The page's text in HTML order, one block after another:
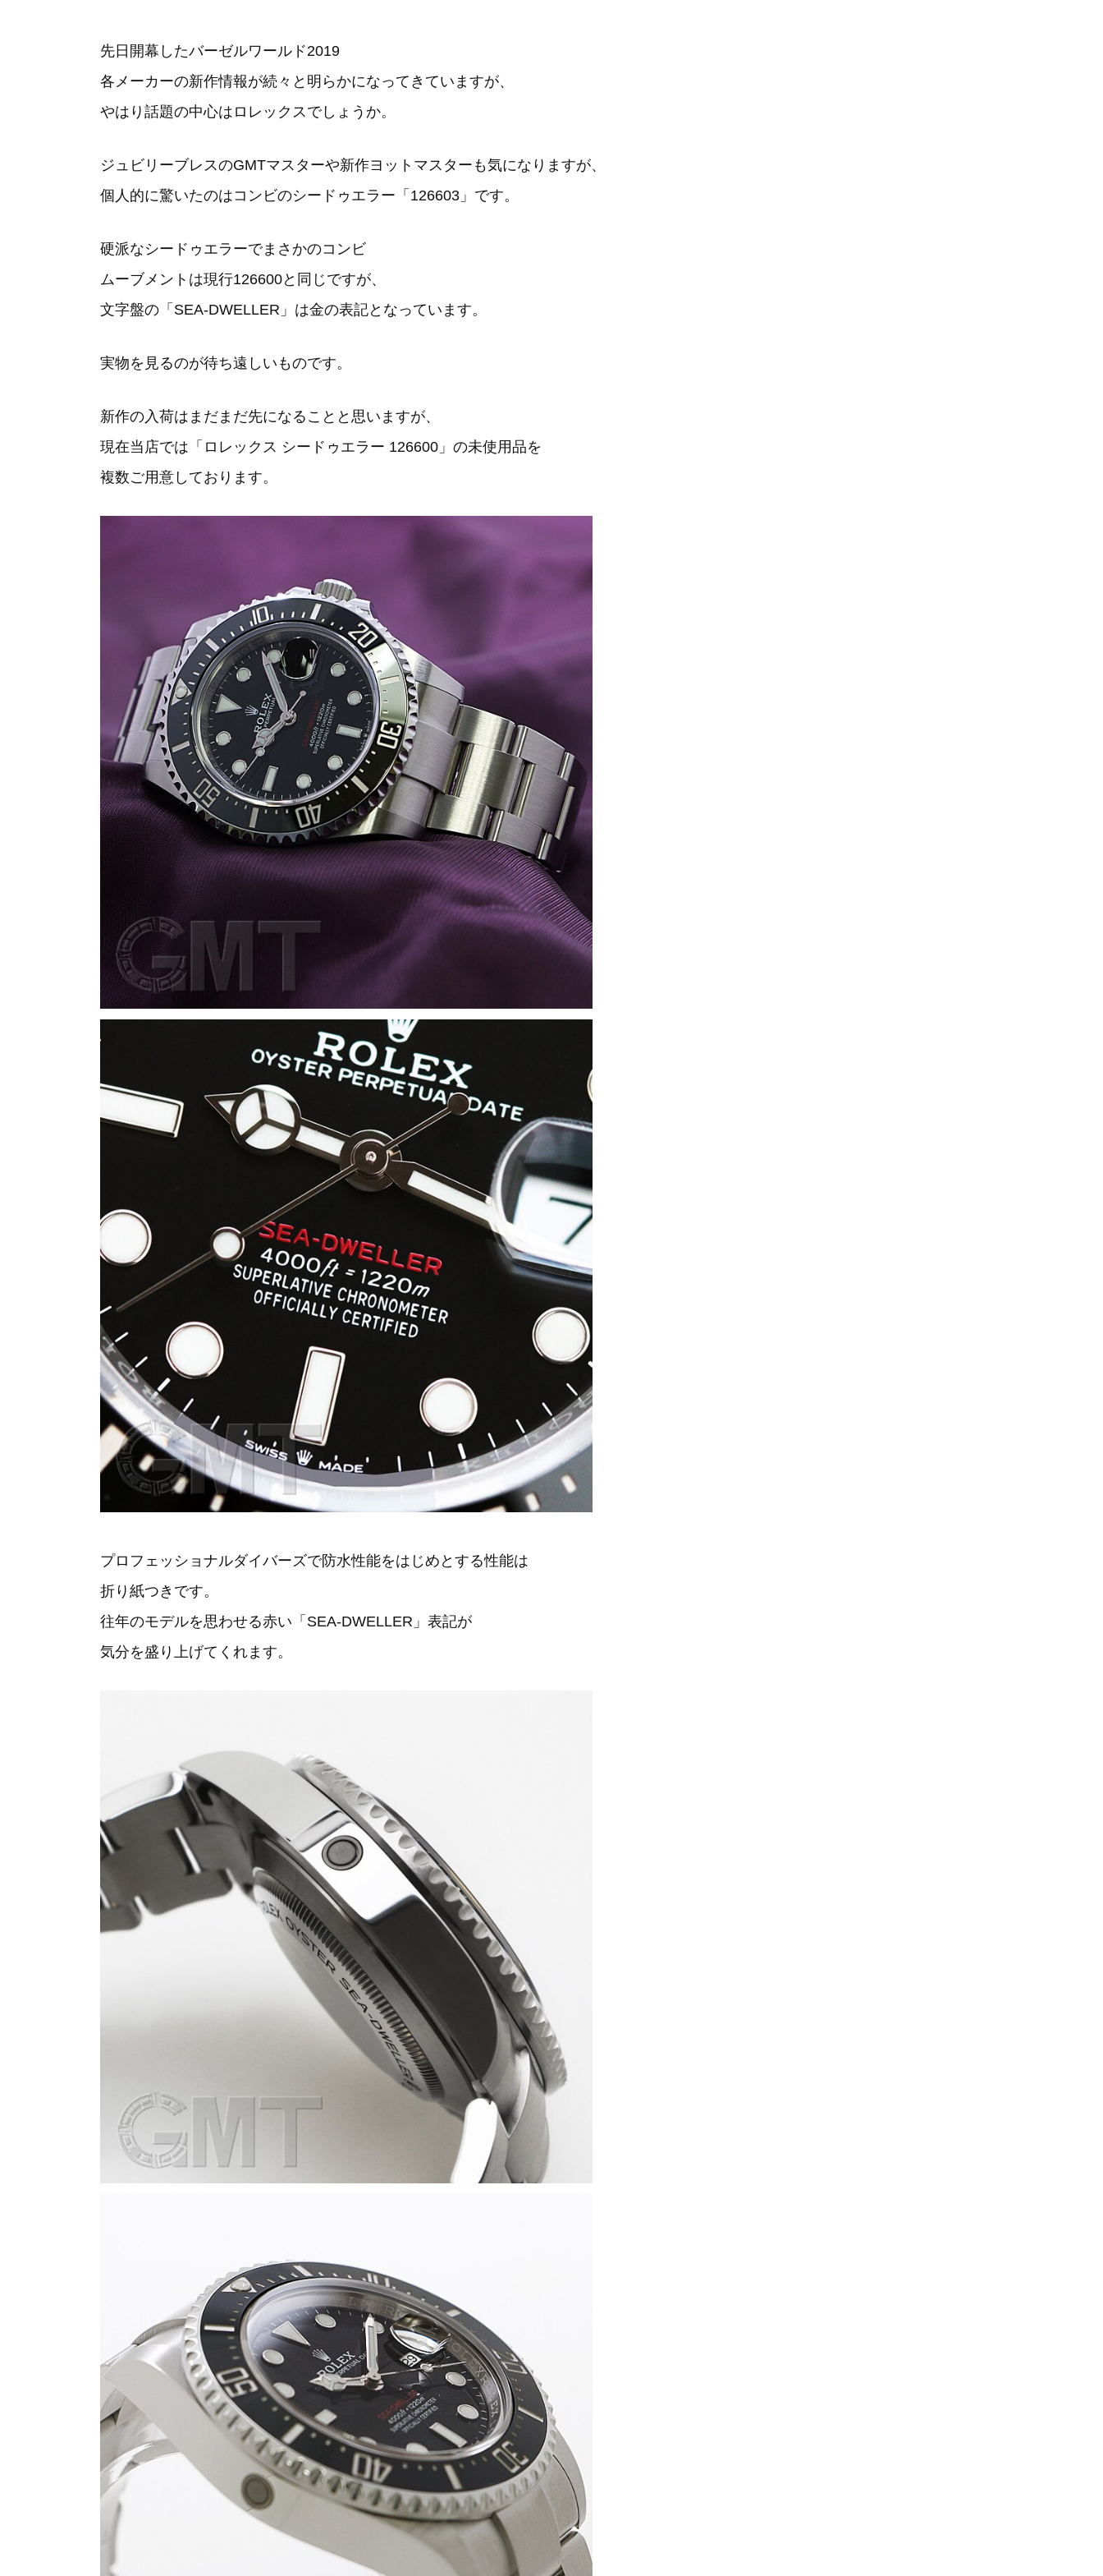
先日開幕したバーゼルワールド2019
各メーカーの新作情報が続々と明らかになってきていますが、
やはり話題の中心はロレックスでしょうか。
ジュビリーブレスのGMTマスターや新作ヨットマスターも気になりますが、
個人的に驚いたのはコンビのシードゥエラー「126603」です。
硬派なシードゥエラーでまさかのコンビ
ムーブメントは現行126600と同じですが、
文字盤の「SEA-DWELLER」は金の表記となっています。
実物を見るのが待ち遠しいものです。
新作の入荷はまだまだ先になることと思いますが、
現在当店では「ロレックス シードゥエラー 126600」の未使用品を
複数ご用意しております。
プロフェッショナルダイバーズで防水性能をはじめとする性能は
折り紙つきです。
往年のモデルを思わせる赤い「SEA-DWELLER」表記が
気分を盛り上げてくれます。